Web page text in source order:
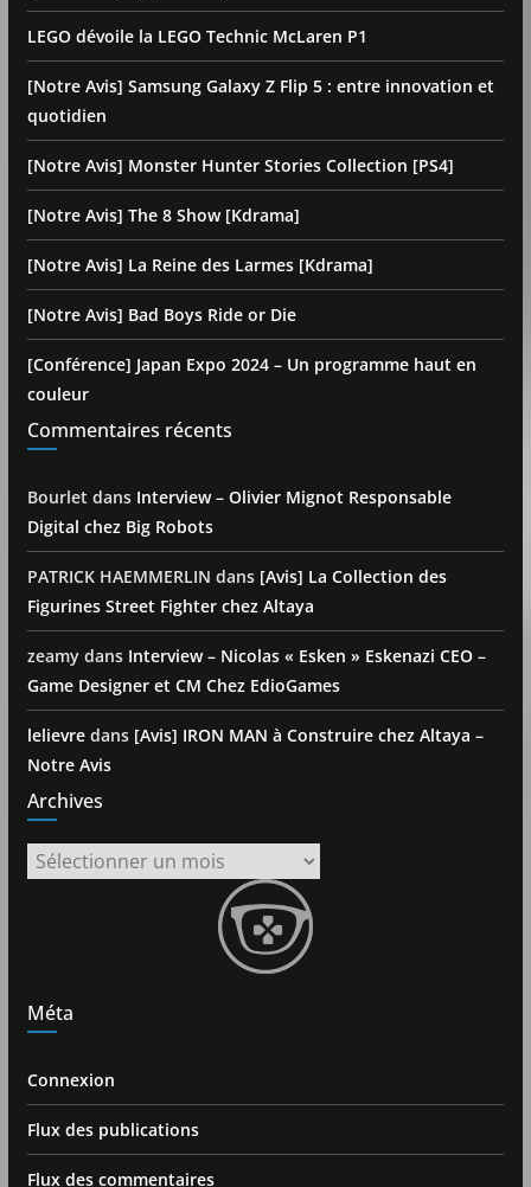
LEGO dévoile la LEGO Technic McLaren P1
[Notre Avis] Samsung Galaxy Z Flip 5 : entre innovation et
quotidien
[Notre Avis] Monster Hunter Stories Collection [PS4]
[Notre Avis] The 8 Show [Kdrama]
[Notre Avis] La Reine des Larmes [Kdrama]
[Notre Avis] Bad Boys Ride or Die
[Conférence] Japan Expo 2024 – Un programme haut en
couleur
Commentaires récents
Bourlet dans Interview – Olivier Mignot Responsable
Digital chez Big Robots
PATRICK HAEMMERLIN dans [Avis] La Collection des
Figurines Street Fighter chez Altaya
zeamydans Interview – Nicolas « Esken » Eskenazi CEO –
Game Designer et CM Chez EdioGames
lelievredans [Avis] IRON MAN à Construire chez Altaya –
Notre Avis
Archives
Archives
Méta
Connexion
Flux des publications
Flux des commentaires